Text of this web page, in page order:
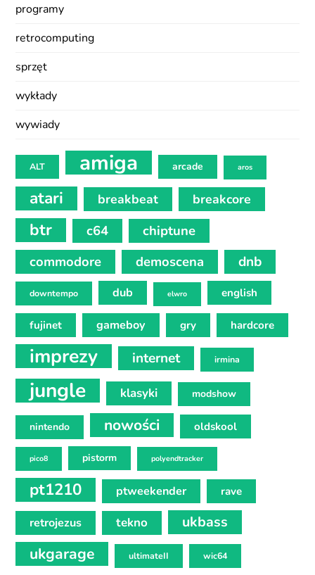
programy
retrocomputing
sprzęt
wykłady
wywiady
ALT amiga arcade aros
atari breakbeat breakcore
btr c64
chiptune
commodore
demoscena dnb
downtempo dub elwro english
fujinet gameboy gry hardcore
imprezy internet irmina
jungle klasyki modshow
nintendo nowości oldskool
pico8 pistorm polyendtracker
pt1210 ptweekender rave
retrojezus tekno ukbass
ukgarage ultimateII wic64